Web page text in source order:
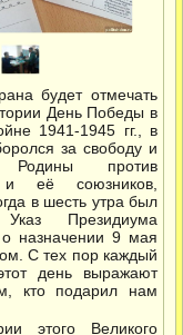
будет отмечать
День Победы в
1941-1945 гг., в
за свободу и
Родины против
и её союзников,
в шесть утра был
Указ Президиума
назначении 9 мая
С тех пор каждый
день выражают
кто подарил нам
этого Великого